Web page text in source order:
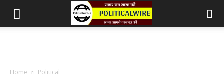
Home Political